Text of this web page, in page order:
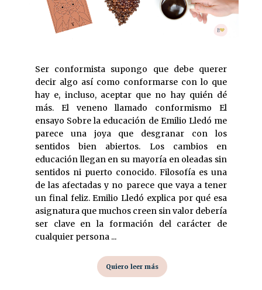
Ser conformista supongo que debe querer
decir algo así como conformarse con lo que
hay e, incluso, aceptar que no hay quién dé
más. El veneno llamado conformismo El
ensayo Sobre la educación de Emilio Lledó me
parece una joya que desgranar con los
sentidos bien abiertos. Los cambios en
educación llegan en su mayoría en oleadas sin
sentidos ni puerto conocido. Filosofía es una
de las afectadas y no parece que vaya a tener
un final feliz. Emilio Lledó explica por qué esa
asignatura que muchos creen sin valor debería
ser clave en la formación del carácter de
cualquier persona ...
Quiero leer más